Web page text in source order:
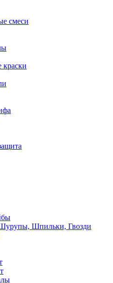
смеси
краски
Шпильки, Гвозди